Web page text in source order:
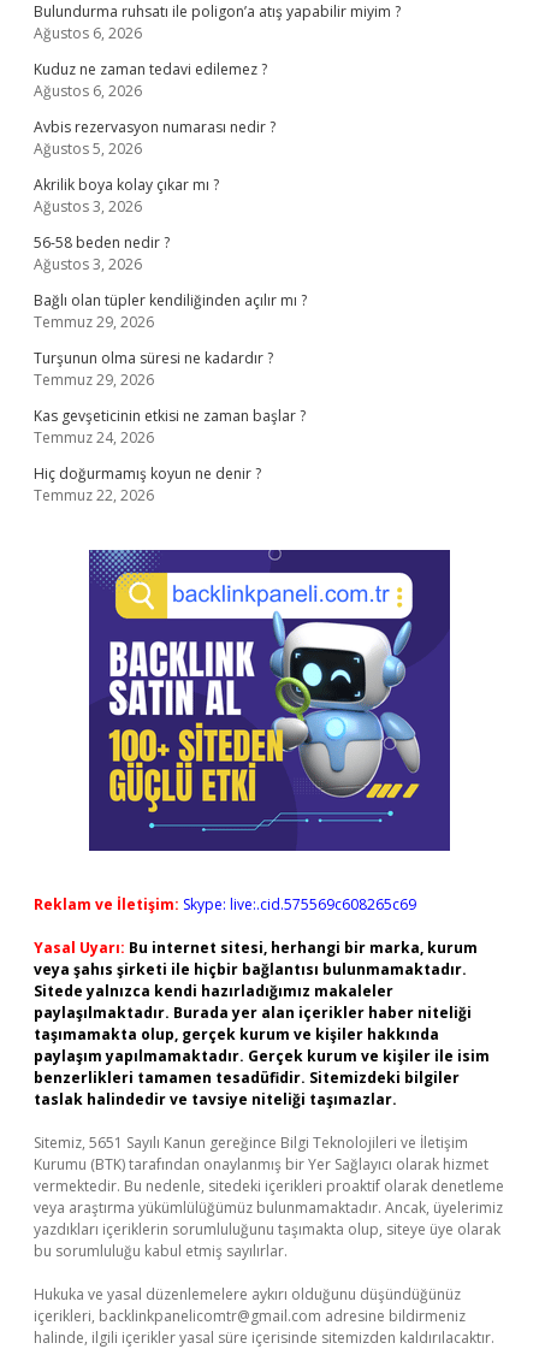
Bulundurma ruhsatı ile poligon’a atış yapabilir miyim ?
Ağustos 6, 2026
Kuduz ne zaman tedavi edilemez ?
Ağustos 6, 2026
Avbis rezervasyon numarası nedir ?
Ağustos 5, 2026
Akrilik boya kolay çıkar mı ?
Ağustos 3, 2026
56-58 beden nedir ?
Ağustos 3, 2026
Bağlı olan tüpler kendiliğinden açılır mı ?
Temmuz 29, 2026
Turşunun olma süresi ne kadardır ?
Temmuz 29, 2026
Kas gevşeticinin etkisi ne zaman başlar ?
Temmuz 24, 2026
Hiç doğurmamış koyun ne denir ?
Temmuz 22, 2026
Reklam ve İletişim: Skype: live:.cid.575569c608265c69
Yasal Uyarı: Bu internet sitesi, herhangi bir marka, kurum
veya şahıs şirketi ile hiçbir bağlantısı bulunmamaktadır.
Sitede yalnızca kendi hazırladığımız makaleler
paylaşılmaktadır. Burada yer alan içerikler haber niteliği
taşımamakta olup, gerçek kurum ve kişiler hakkında
paylaşım yapılmamaktadır. Gerçek kurum ve kişiler ile isim
benzerlikleri tamamen tesadüfidir. Sitemizdeki bilgiler
taslak halindedir ve tavsiye niteliği taşımazlar.
Sitemiz, 5651 Sayılı Kanun gereğince Bilgi Teknolojileri ve İletişim
Kurumu (BTK) tarafından onaylanmış bir Yer Sağlayıcı olarak hizmet
vermektedir. Bu nedenle, sitedeki içerikleri proaktif olarak denetleme
veya araştırma yükümlülüğümüz bulunmamaktadır. Ancak, üyelerimiz
yazdıkları içeriklerin sorumluluğunu taşımakta olup, siteye üye olarak
bu sorumluluğu kabul etmiş sayılırlar.
Hukuka ve yasal düzenlemelere aykırı olduğunu düşündüğünüz
içerikleri, backlinkpanelicomtr@gmail.com adresine bildirmeniz
halinde, ilgili içerikler yasal süre içerisinde sitemizden kaldırılacaktır.